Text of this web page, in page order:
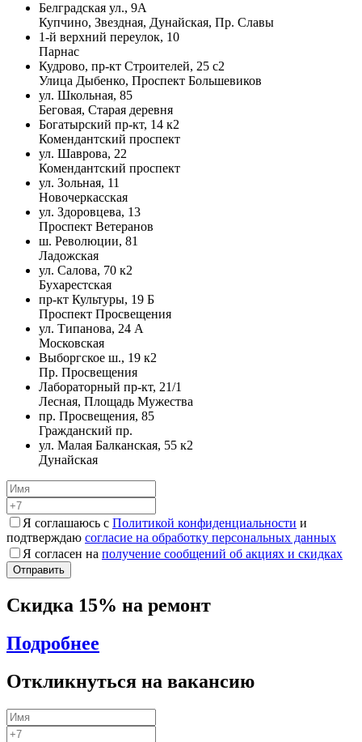
Белградская ул., 9А
Купчино, Звездная, Дунайская, Пр. Славы
1-й верхний переулок, 10
Парнас
Кудрово, пр-кт Строителей, 25 с2
Улица Дыбенко, Проспект Большевиков
ул. Школьная, 85
Беговая, Старая деревня
Богатырский пр-кт, 14 к2
Комендантский проспект
ул. Шаврова, 22
Комендантский проспект
ул. Зольная, 11
Новочеркасская
ул. Здоровцева, 13
Проспект Ветеранов
ш. Революции, 81
Ладожская
ул. Салова, 70 к2
Бухарестская
пр-кт Культуры, 19 Б
Проспект Просвещения
ул. Типанова, 24 А
Московская
Выборгское ш., 19 к2
Пр. Просвещения
Лабораторный пр-кт, 21/1
Лесная, Площадь Мужества
пр. Просвещения, 85
Гражданский пр.
ул. Малая Балканская, 55 к2
Дунайская
Я соглашаюсь с Политикой конфиденциальности и
подтверждаю согласие на обработку персональных данных
Я согласен на получение сообщений об акциях и скидках
Скидка 15% на ремонт
Подробнее
Откликнуться на вакансию